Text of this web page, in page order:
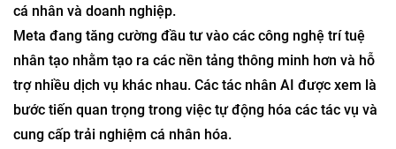
cá nhân và doanh nghiệp.
Meta đang tăng cường đầu tư vào các công nghệ trí tuệ
nhân tạo nhằm tạo ra các nền tảng thông minh hơn và hỗ
trợ nhiều dịch vụ khác nhau. Các tác nhân AI được xem là
bước tiến quan trọng trong việc tự động hóa các tác vụ và
cung cấp trải nghiệm cá nhân hóa.